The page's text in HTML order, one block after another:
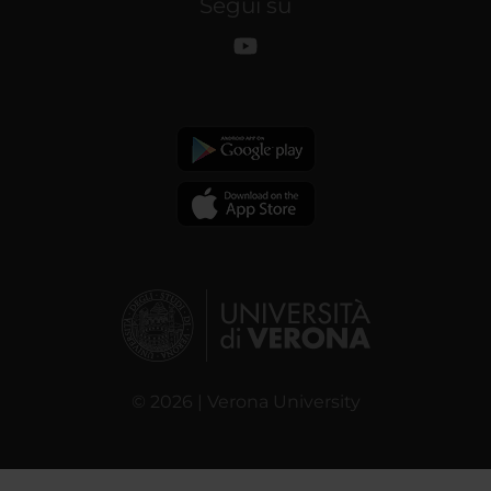
© 2026 | Verona University